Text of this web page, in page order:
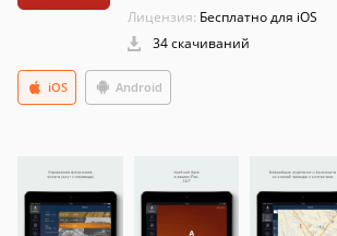
Лицензия: Бесплатно для iOS
34 скачиваний
Android
iOS